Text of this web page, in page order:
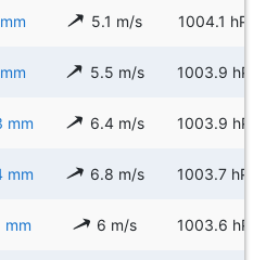
5.1 m/s 1004.1 hPa
5.5 m/s 1003.9 hPa
mm 6.4 m/s 1003.9 hPa
mm 6.8 m/s 1003.7 hPa
mm 6 m/s 1003.6 hPa